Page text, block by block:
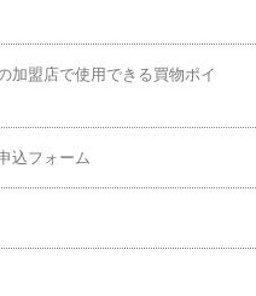
盟店で使用できる買物ポイ
込フォーム